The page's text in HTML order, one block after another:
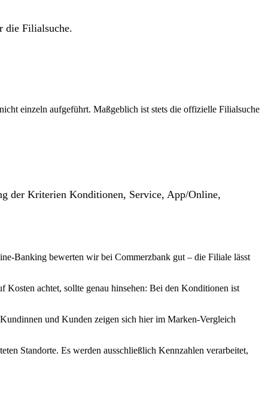
die Filialsuche.
einzeln aufgeführt. Maßgeblich ist stets die offizielle Filialsuche
der Kriterien Konditionen, Service, App/Online,
Banking bewerten wir bei Commerzbank gut – die Filiale lässt
Kosten achtet, sollte genau hinsehen: Bei den Konditionen ist
und Kunden zeigen sich hier im Marken-Vergleich
Standorte. Es werden ausschließlich Kennzahlen verarbeitet,